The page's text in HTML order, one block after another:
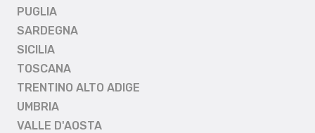
PUGLIA
SARDEGNA
SICILIA
TOSCANA
TRENTINO ALTO ADIGE
UMBRIA
VALLE D'AOSTA